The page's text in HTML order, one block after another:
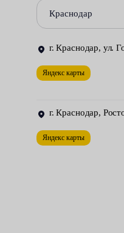
посторонние звуки;
люфт руля и другие
положение, тугость,
Цена этой услуги в
Краснодар
г. Краснодар, ул.
Яндекс карты
г. Краснодар,
Яндекс карты